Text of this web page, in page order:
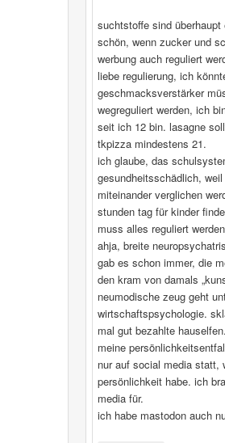
suchtstoffe sind
schön, wenn zucker und
werbung auch reguliert
liebe regulierung, ich
geschmacksverstärker
wegreguliert werden, ich
seit ich 12 bin. lasagne
tkpizza mindestens 21.
ich glaube, das
gesundheitsschädlich,
miteinander verglichen
stunden tag für kinder
muss alles reguliert
ahja, breite
gab es schon immer, die
den kram von damals
neumodische zeug geht
wirtschaftspsychologie.
mal gut bezahlte hauselfen.
meine
nur auf social media statt,
persönlichkeit habe. ich
media für.
ich habe mastodon auch